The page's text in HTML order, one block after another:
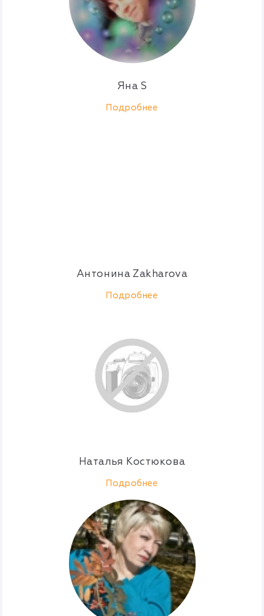
Яна S
Подробнее
Антонина Zakharova
Подробнее
Наталья Костюкова
Подробнее